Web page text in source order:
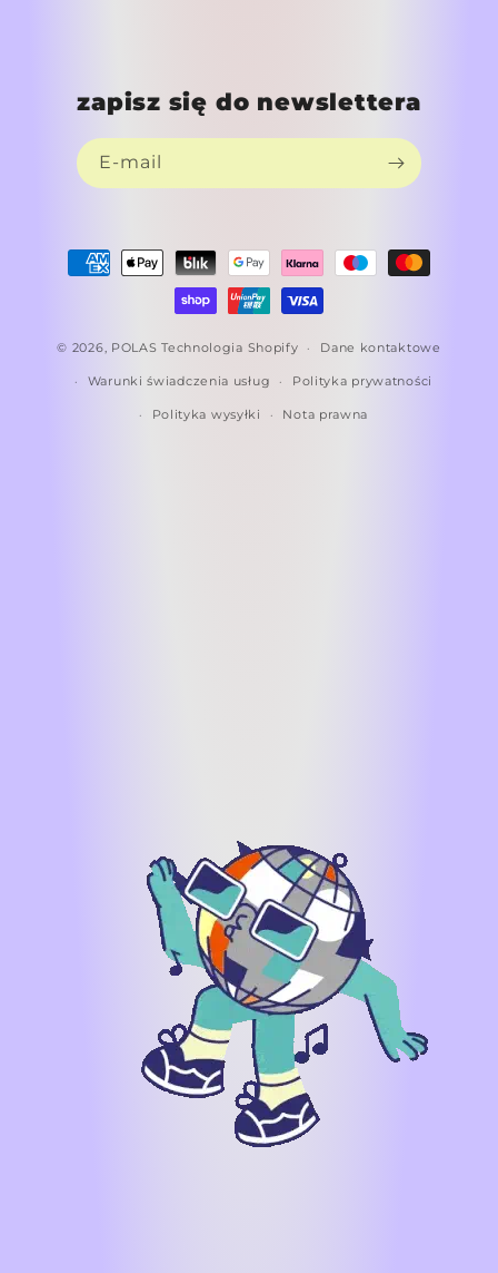
zapisz się do newslettera
E-mail
Metody
płatności
© 2026, POLAS Technologia Shopify Dane kontaktowe
Warunki świadczenia usług Polityka prywatności
Polityka wysyłki Nota prawna